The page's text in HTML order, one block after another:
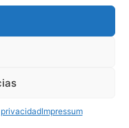
Impressum